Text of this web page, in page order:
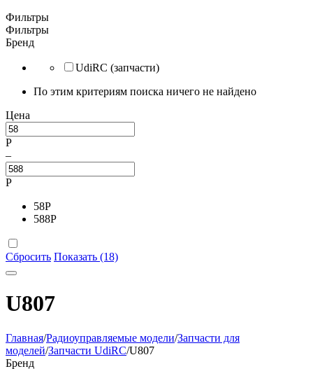
Фильтры
Фильтры
Бренд
UdiRC (запчасти)
По этим критериям поиска ничего не найдено
Цена
Р
–
Р
58Р
588Р
Сбросить Показать (18)
U807
Главная/Радиоуправляемые модели/Запчасти для
моделей/Запчасти UdiRC/U807
Бренд